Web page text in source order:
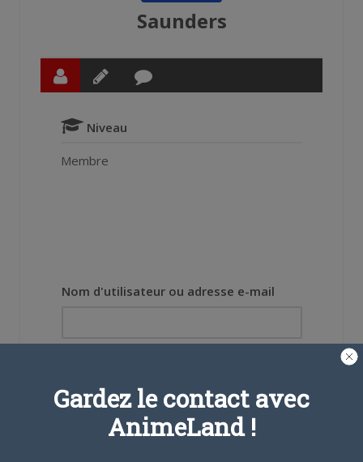
Saunders
Niveau
Membre
Nom d'utilisateur ou adresse e-mail
Gardez le contact avec
AnimeLand !